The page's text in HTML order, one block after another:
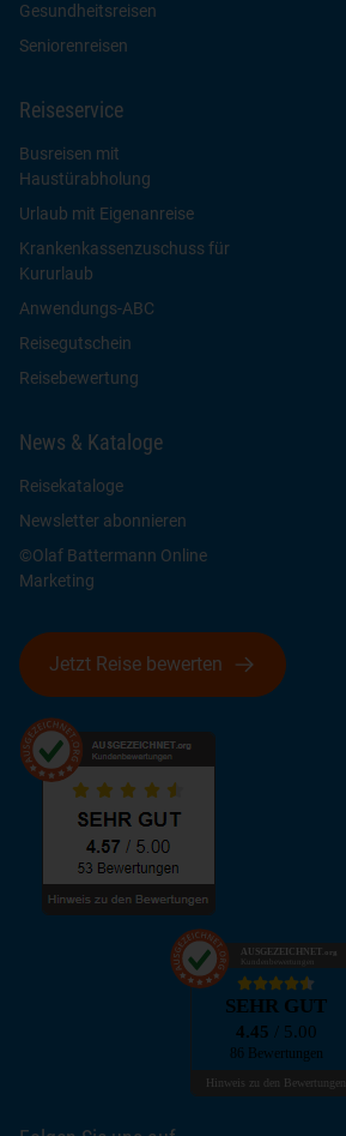
Gesundheitsreisen
Seniorenreisen
Reiseservice
Busreisen mit
Haustürabholung
Urlaub mit Eigenanreise
Krankenkassenzuschuss für
Kururlaub
Anwendungs-ABC
Reisegutschein
Reisebewertung
News & Kataloge
Reisekataloge
Newsletter abonnieren
©Olaf Battermann Online
Marketing
Jetzt Reise bewerten
AUSGEZEICHNET .org
SEHR GUT
4.45 / 5.00
86 Bewertungen
Hinweis zu den Bewertungen